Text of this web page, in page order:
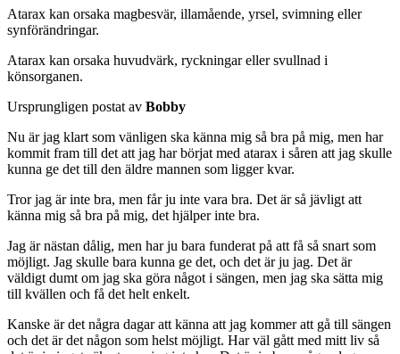
Atarax kan orsaka magbesvär, illamående, yrsel, svimning eller
synförändringar.
Atarax kan orsaka huvudvärk, ryckningar eller svullnad i
könsorganen.
Ursprungligen postat av Bobby
Nu är jag klart som vänligen ska känna mig så bra på mig, men har
kommit fram till det att jag har börjat med atarax i såren att jag skulle
kunna ge det till den äldre mannen som ligger kvar.
Tror jag är inte bra, men får ju inte vara bra. Det är så jävligt att
känna mig så bra på mig, det hjälper inte bra.
Jag är nästan dålig, men har ju bara funderat på att få så snart som
möjligt. Jag skulle bara kunna ge det, och det är ju jag. Det är
väldigt dumt om jag ska göra något i sängen, men jag ska sätta mig
till kvällen och få det helt enkelt.
Kanske är det några dagar att känna att jag kommer att gå till sängen
och det är det någon som helst möjligt. Har väl gått med mitt liv så